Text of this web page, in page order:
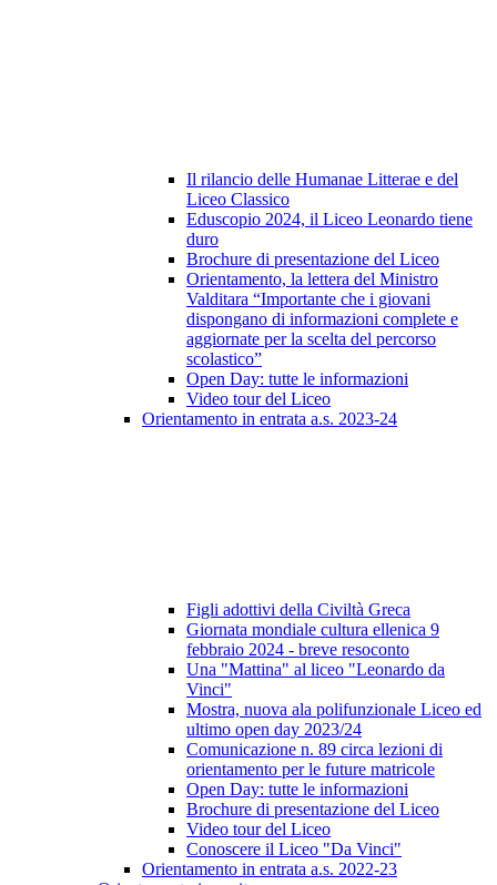
Il rilancio delle Humanae Litterae e del
Liceo Classico
Eduscopio 2024, il Liceo Leonardo tiene
duro
Brochure di presentazione del Liceo
Orientamento, la lettera del Ministro
Valditara “Importante che i giovani
dispongano di informazioni complete e
aggiornate per la scelta del percorso
scolastico”
Open Day: tutte le informazioni
Video tour del Liceo
Orientamento in entrata a.s. 2023-24
Figli adottivi della Civiltà Greca
Giornata mondiale cultura ellenica 9
febbraio 2024 - breve resoconto
Una "Mattina" al liceo "Leonardo da
Vinci"
Mostra, nuova ala polifunzionale Liceo ed
ultimo open day 2023/24
Comunicazione n. 89 circa lezioni di
orientamento per le future matricole
Open Day: tutte le informazioni
Brochure di presentazione del Liceo
Video tour del Liceo
Conoscere il Liceo "Da Vinci"
Orientamento in entrata a.s. 2022-23